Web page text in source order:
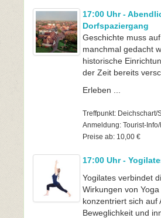
17:00 Uhr -
Dorfspaziergang
Geschichte muss
manchmal gedacht
historische
der Zeit bereits
Erleben ...
Treffpunkt: Deichschart/
Anmeldung: Tourist-Info/
Preise ab: 10,00 €
17:00 Uhr -
Yogilates verbindet
Wirkungen von
konzentriert sich auf
Beweglichkeit und